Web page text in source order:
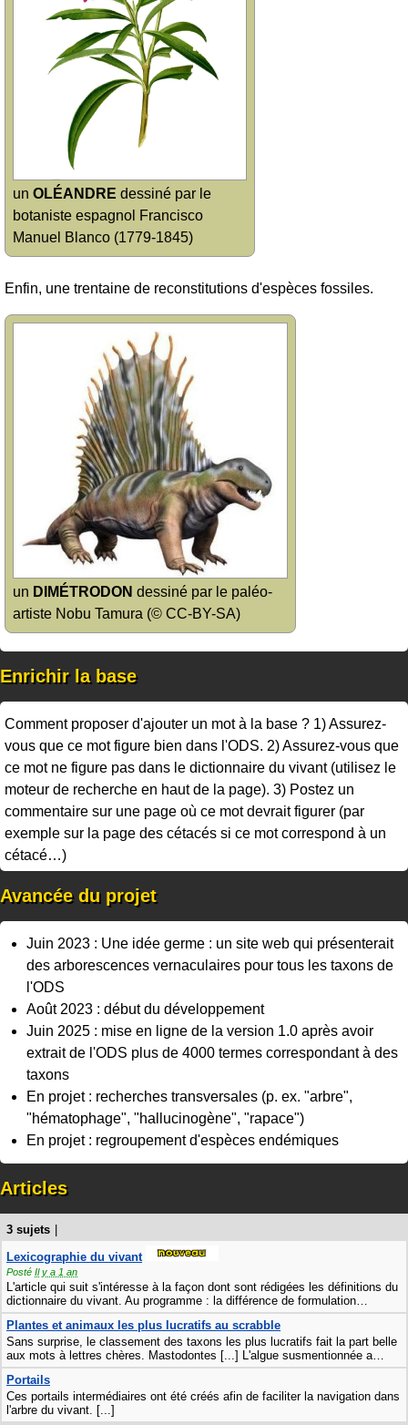
un OLÉANDRE dessiné par le
botaniste espagnol Francisco
Manuel Blanco (1779-1845)
Enfin, une trentaine de reconstitutions d'espèces fossiles.
un DIMÉTRODON dessiné par le paléo-
artiste Nobu Tamura (© CC-BY-SA)
Enrichir la base
Comment proposer d'ajouter un mot à la base ? 1) Assurez-
vous que ce mot figure bien dans l'ODS. 2) Assurez-vous que
ce mot ne figure pas dans le dictionnaire du vivant (utilisez le
moteur de recherche en haut de la page). 3) Postez un
commentaire sur une page où ce mot devrait figurer (par
exemple sur la page des cétacés si ce mot correspond à un
cétacé…)
Avancée du projet
Juin 2023 : Une idée germe : un site web qui présenterait
des arborescences vernaculaires pour tous les taxons de
l'ODS
Août 2023 : début du développement
Juin 2025 : mise en ligne de la version 1.0 après avoir
extrait de l'ODS plus de 4000 termes correspondant à des
taxons
En projet : recherches transversales (p. ex. "arbre",
"hématophage", "hallucinogène", "rapace")
En projet : regroupement d'espèces endémiques
Articles
3 sujets
Lexicographie du vivant
Posté Il y a 1 an
L'article qui suit s'intéresse à la façon dont sont rédigées les définitions du
dictionnaire du vivant. Au programme : la différence de formulation…
Plantes et animaux les plus lucratifs au scrabble
Sans surprise, le classement des taxons les plus lucratifs fait la part belle
aux mots à lettres chères. Mastodontes [...] L'algue susmentionnée a…
Portails
Ces portails intermédiaires ont été créés afin de faciliter la navigation dans
l'arbre du vivant. [...]